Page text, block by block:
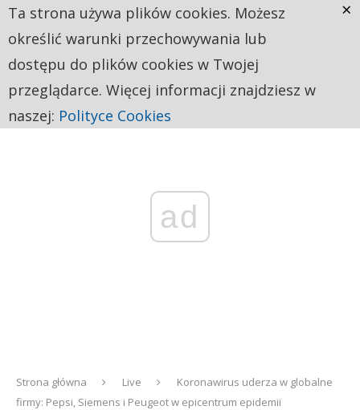
ad
Strona główna Live
Koronawirus uderza w globalne
firmy: Pepsi, Siemens i Peugeot w epicentrum epidemii
Ta strona używa plików cookies. Możesz
określić warunki przechowywania lub
dostępu do plików cookies w Twojej
przeglądarce. Więcej informacji znajdziesz w
naszej: Polityce Cookies
×